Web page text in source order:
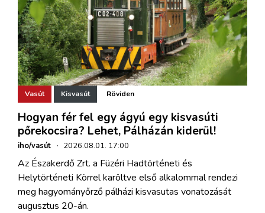
Vasút Kisvasút Röviden
Hogyan fér fel egy ágyú egy kisvasúti
pőrekocsira? Lehet, Pálházán kiderül!
iho/vasút · 2026.08.01. 17:00
Az Északerdő Zrt. a Füzéri Hadtörténeti és
Helytörténeti Körrel karöltve első alkalommal rendezi
meg hagyományőrző pálházi kisvasutas vonatozását
augusztus 20-án.